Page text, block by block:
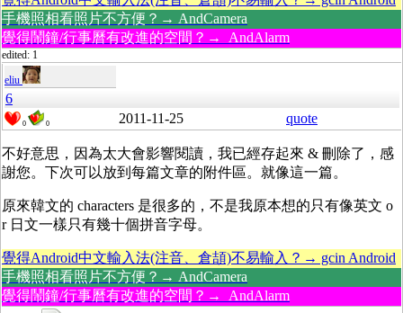
手機照相看照片不方便？→ AndCamera
覺得鬧鐘/行事曆有改進的空間？→ AndAlarm
edited: 1
eliu
6
0 0 2011-11-25 quote
不好意思，因為太大會影響閱讀，我已經存起來 & 刪除了，感
謝您。下次可以放到每篇文章的附件區。就像這一篇。
原來韓文的 characters 是很多的，不是我原本想的只有像英文 o
r 日文一樣只有幾十個拼音字母。
覺得Android中文輸入法(注音、倉頡)不易輸入？→ gcin Android
手機照相看照片不方便？→ AndCamera
覺得鬧鐘/行事曆有改進的空間？→ AndAlarm